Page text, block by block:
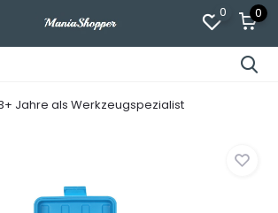
0 0
Jahre als Werkzeugspezialist